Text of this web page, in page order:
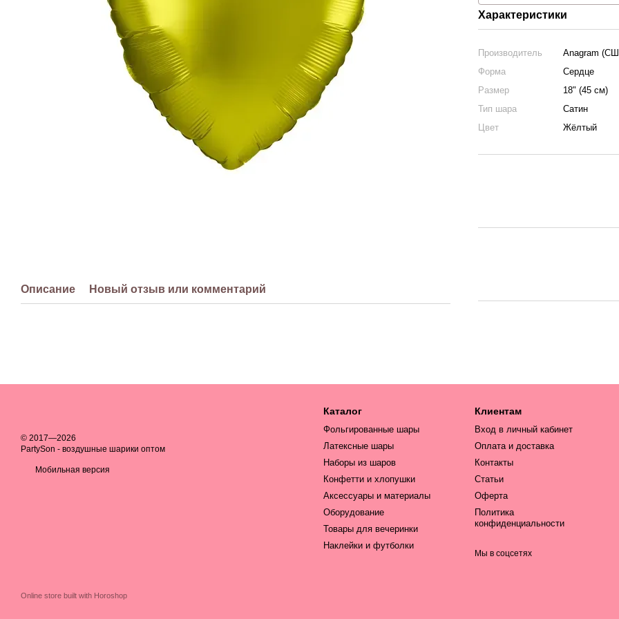
Описание Новый отзыв или комментарий
Характеристики
Производитель
Anagram
Форма
Сердце
Размер
18" (45 см)
Тип шара
Сатин
Цвет
Жёлтый
© 2017—2026
PartySon - воздушные шарики оптом
Мобильная версия
Online store built with Horoshop
Каталог
Фольгированные шары
Латексные шары
Наборы из шаров
Конфетти и хлопушки
Аксессуары и материалы
Оборудование
Товары для вечеринки
Наклейки и футболки
Клиентам
Вход в личный кабинет
Оплата и доставка
Контакты
Статьи
Оферта
Политика
конфиденциальности
Мы в соцсетях